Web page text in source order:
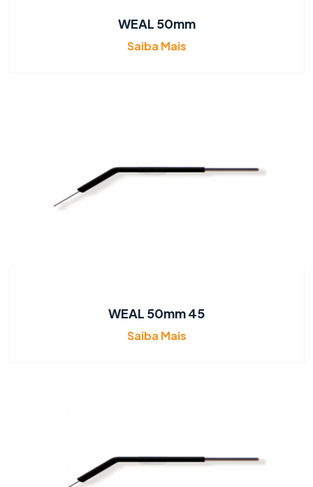
WEAL 50mm
Saiba Mais
WEAL 50mm 45
Saiba Mais